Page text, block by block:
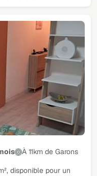
À 11km de Garons
disponible pour un